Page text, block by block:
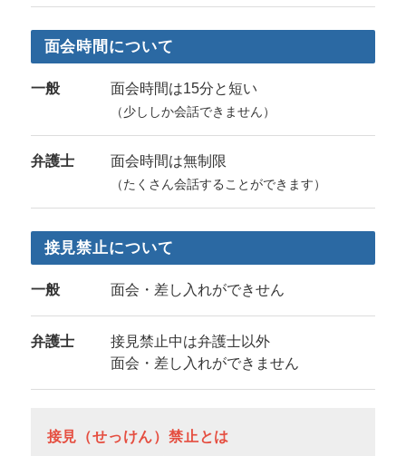
面会時間について
一般 面会時間は15分と短い
（少ししか会話できません）
弁護士 面会時間は無制限
（たくさん会話することができます）
接見禁止について
一般 面会・差し入れができせん
弁護士
接見禁止中は弁護士以外
面会・差し入れができません
接見（せっけん）禁止とは